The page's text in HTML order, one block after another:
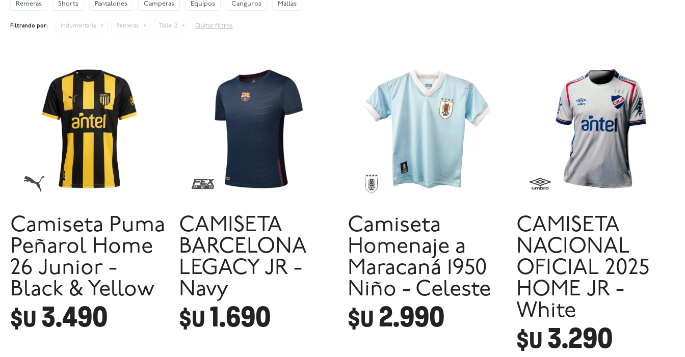
Remeras Shorts Pantalones Camperas Equipos Canguros Mallas
Filtrando por: Indumentaria Remeras Talle 12 Quitar filtros
Camiseta Puma
Peñarol Home
26 Junior -
Black & Yellow
$U 3.490
CAMISETA
BARCELONA
LEGACY JR -
Navy
$U1.690
Camiseta
Homenaje a
Maracaná 1950
Niño - Celeste
$U 2.990
CAMISETA
NACIONAL
OFICIAL 2025
HOME JR -
White
$U 3.290